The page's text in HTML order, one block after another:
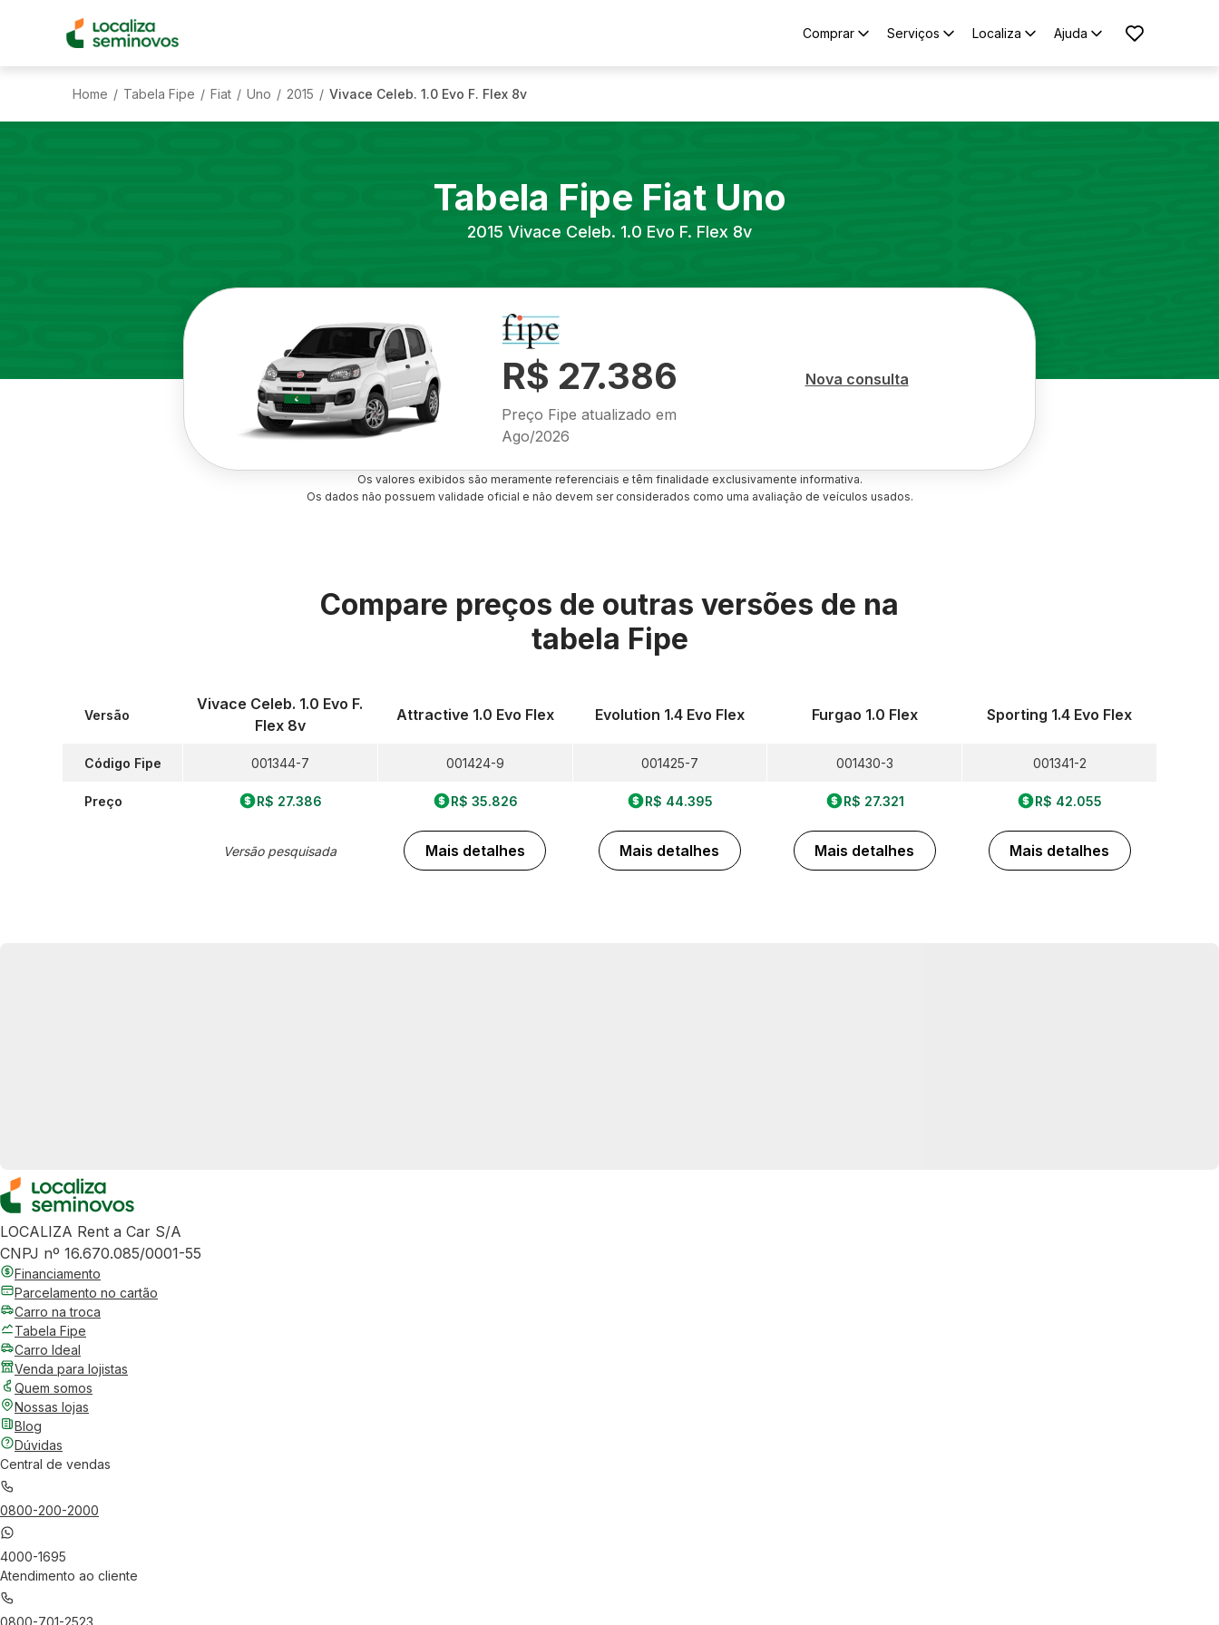
Comprar Serviços Localiza Ajuda
Home / Tabela Fipe / Fiat / Uno / 2015 / Vivace Celeb. 1.0 Evo F. Flex 8v
Tabela Fipe Fiat Uno
2015 Vivace Celeb. 1.0 Evo F. Flex 8v
R$ 27.386
Preço Fipe atualizado em
Ago/2026
Nova consulta
Os valores exibidos são meramente referenciais e têm finalidade exclusivamente informativa.
Os dados não possuem validade oficial e não devem ser considerados como uma avaliação de veículos usados.
Compare preços de outras versões de na
tabela Fipe
Versão
Código Fipe
Preço
Vivace Celeb. 1.0 Evo F.
Flex 8v
001344-7
R$ 27.386
Versão pesquisada
Attractive 1.0 Evo Flex
001424-9
R$ 35.826
Mais detalhes
Evolution 1.4 Evo Flex
001425-7
R$ 44.395
Mais detalhes
Furgao 1.0 Flex
001430-3
R$ 27.321
Mais detalhes
Sporting 1.4 Evo Flex
001341-2
R$ 42.055
Mais detalhes
LOCALIZA Rent a Car S/A
CNPJ nº 16.670.085/0001-55
Financiamento
Parcelamento no cartão
Carro na troca
Tabela Fipe
Carro Ideal
Venda para lojistas
Quem somos
Nossas lojas
Blog
Dúvidas
Central de vendas
0800-200-2000
4000-1695
Atendimento ao cliente
0800-701-2523